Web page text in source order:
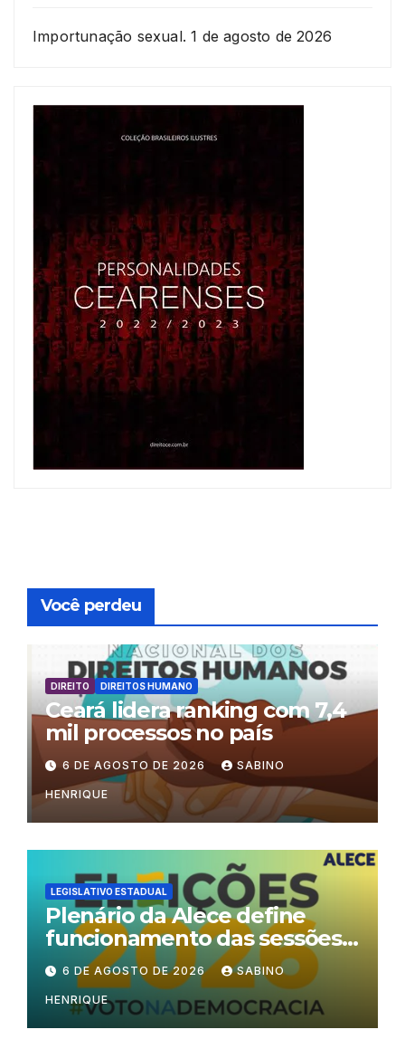
Importunação sexual. 1 de agosto de 2026
Você perdeu
DIREITO DIREITOS HUMANO
Ceará lidera ranking com 7,4
mil processos no país
6 DE AGOSTO DE 2026 SABINO
HENRIQUE
LEGISLATIVO ESTADUAL
Plenário da Alece define
funcionamento das sessões
durante o período eleitoral
6 DE AGOSTO DE 2026 SABINO
HENRIQUE